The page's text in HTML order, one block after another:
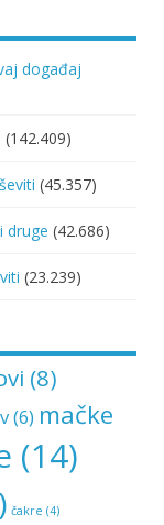
događaj
(142.409)
(45.357)
druge (42.686)
(23.239)
(8)
(6) mačke
(14)
čakre (4)